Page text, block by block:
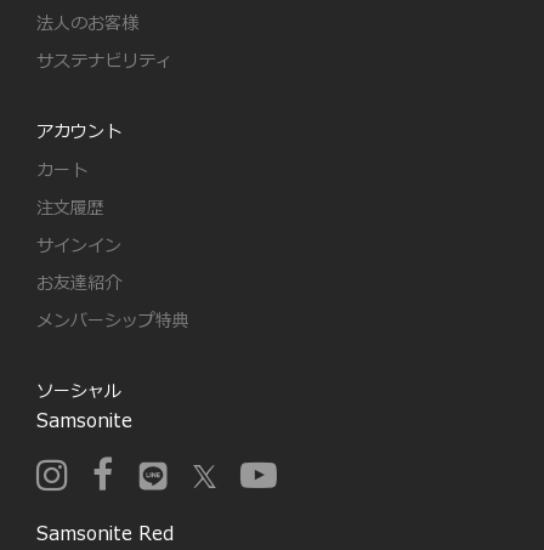
法人のお客様
サステナビリティ
アカウント
カート
注文履歴
サインイン
お友達紹介
メンバーシップ特典
ソーシャル
Samsonite
Samsonite Red